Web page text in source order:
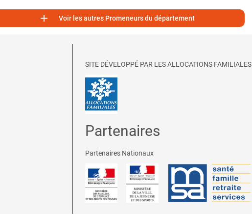
 Voir les autres Promeneurs du département
SITE DÉVELOPPÉ PAR LES ALLOCATIONS FAMILIALES
Partenaires
Partenaires Nationaux